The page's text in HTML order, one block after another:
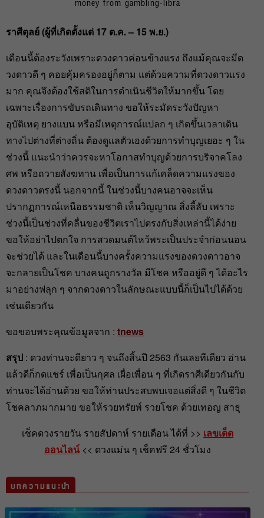
money from gambling-libra
ราศีตุลย์ (ผู้ที่เกิดตั้งแต่ 17 ต.ค. – 15 พ.ย.)
เดือนนี้ต้องระวังเพราะดวงดาวค่อนข้างแรง ถึงแม้คุณจะมีด
วงดาวดี ๆ คอยคุ้มครองอยู่ก็ตาม แต่ด้วยความที่ดวงดาวแรง
มาก คุณจึงต้องใช้สติในการดำเนินชีวิตให้มากขึ้น โดย
เฉพาะเรื่องการขับรถเดินทาง ขอให้ระมัดระวังปัญหา
อุบัติเหตุ ยางแบน หรือมีเหตุการณ์แปลก ๆ เกิดขึ้นเวลาเดิน
ทางไปต่างที่ต่างถิ่น ต้องดูแลตัวเองด้วยการทำบุญเยอะ ๆ ใน
ช่วงนี้ แนะนำว่าควรจะหาโอกาสทำบุญด้วยการบริจาคโลง
ศพ หรือถวายสังฆทาน เพื่อเป็นการแก้เคล็ดความแรงของ
ดวงดาวตรงนี้ นอกจากนี้ ในช่วงนี้บางคนอาจจะเห็น
ปรากฏการณ์เหนือธรรมชาติ เห็นวิญญาณ สิ่งลี้ลับ เพราะ
ช่วงนี้เป็นช่วงที่คลื่นของชีวิตเราไปตรงกับสิ่งเหล่านี้ได้ง่าย
ขอให้อย่าไปตกใจ การสวดมนต์ไหว้พระเป็นประจำก่อนนอน
จะช่วยได้ และในเดือนนี้บางครั้งความแรงของดวงดาวอาจ
จะกลายเป็นโชค บางคนถูกรางวัล มีโชค หรืออยู่ดี ๆ ได้อะไร
มาอย่างฟลุก ๆ จากดวงดาวในลักษณะแบบนี้ก็เป็นไปได้ด้วย
เช่นเดียวกัน
ขอขอบพระคุณข้อมูลจาก : tnews
สรุป : ดวงท่านจะดียาว ๆ จนถึงสิ้นปี 2563 กันเลยทีเดียว อ่าน
แล้วดีก็กดแชร์ เพื่อเป็นกุศล เผื่อเพื่อน ๆ ที่เกิดราศีเดียวกันกับ
ท่านจะได้อ่านด้วย ขอให้ท่านประสบพบเจอแต่สิ่งดี ๆ ในชีวิต
โชคลาภมากมาย ขอให้รวยทรัยพ์ รวยโชค ด้วยเทอญ สาธุ
เช็คดวงรายวัน รายสัปดาห์ รายเดือน ได้ที่ >> เลขเด็ด
ออนไลน์ << ดวงแม่น ๆ เช็คฟรี 24 ชั่วโมง
บทความแนะนำ